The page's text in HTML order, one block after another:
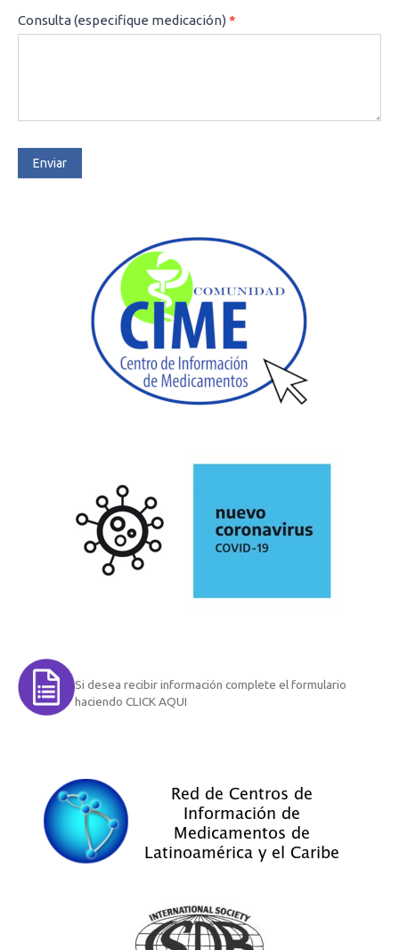
Consulta (especifique medicación)*
Enviar
Si desea recibir información complete el formulario
haciendo CLICK AQUI